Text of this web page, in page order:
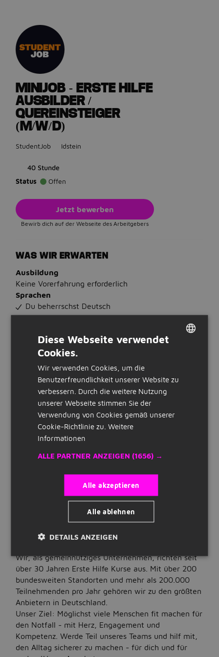
MINIJOB - ERSTE HILFE
AUSBILDER /
QUEREINSTEIGER
(M/W/D)
StudentJob Idstein
40 Stunde
Status
Offen
Jetzt bewerben
Bewirb dich auf der Webseite des Arbeitgebers
WAS WIR ERWARTEN
Ausbildung
Keine Vorerfahrung erforderlich
Sprachen
Du beherrschst Deutsch
Stunden:
40 Stunden pro Woche
Beschäftigung
minijob
Art der Stellenanzeige:
STELLENBESCHREIBUNG
Über das Unternehmen
Bildungseinrichtung in Deutschland, eine
Mitarbeitenden - Zusammenhalt wird hier groß
geschrieben. Arbeiten bei uns ist ein großes
Miteinander, wir lieben was wir tun und stehen
auch dafür. Durch das gute Verhältnis untereinander
und dem tollen Betriebsklima macht die Arbeit
Wir, als gemeinnütziges Unternehmen, richten seit
über 30 Jahren Erste Hilfe Kurse aus. Mit über 200
bundesweiten Standorten und mehr als 200.000
Teilnehmenden pro Jahr gehören wir zu den größten
Anbietern in Deutschland.
Unser Ziel: Möglichst viele Menschen fit machen für
den Notfall - mit Herz, Engagement und
Kompetenz. Werde Teil unseres Teams und hilf mit,
den Alltag sicherer zu machen - für dich und für
Quick Links
Unternehmen auf Jobbird
Nach Stellenangeboten suchen
Jobs nach Standort
Jobs nach Berufsfeld
Jobs nach Anstellungsart
Jobs nach Bildungsstand
Diese Webseite verwendet
Cookies.
Wir verwenden Cookies, um die
Benutzerfreundlichkeit unserer Website zu
verbessern. Durch die weitere Nutzung
unserer Webseite stimmen Sie der
Verwendung von Cookies gemäß unserer
Cookie-Richtlinie zu. Weitere
Informationen
ALLE PARTNER ANZEIGEN (1656) →
Alle akzeptieren
Alle ablehnen
DETAILS ANZEIGEN